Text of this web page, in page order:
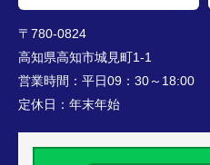
〒780-0824
高知県高知市城見町1-1
営業時間： 平日09：30～18:00
定休日： 年末年始